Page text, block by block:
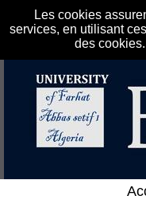
Les cookies
services, en utilisant
des cookies.
لمكتبة كلية